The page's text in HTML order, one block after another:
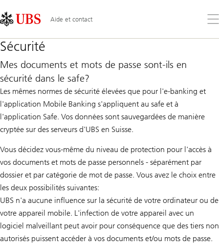
Links
Area
Aide et contact
le
Sécurité
Mes documents et mots de passe sont-ils en
sécurité dans le safe?
Les mêmes normes de sécurité élevées que pour l'e-banking et
l'application Mobile Banking s'appliquent au safe et à
l'application Safe. Vos données sont sauvegardées de manière
cryptée sur des serveurs d'UBS en Suisse.
Vous décidez vous-même du niveau de protection pour l'accès à
vos documents et mots de passe personnels - séparément par
dossier et par catégorie de mot de passe. Vous avez le choix entre
les deux possibilités suivantes:
UBS n'a aucune influence sur la sécurité de votre ordinateur ou de
votre appareil mobile. L'infection de votre appareil avec un
logiciel malveillant peut avoir pour conséquence que des tiers non
autorisés puissent accéder à vos documents et/ou mots de passe.